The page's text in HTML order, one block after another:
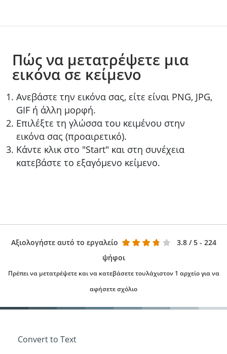
Πώς να μετατρέψετε μια
εικόνα σε κείμενο
Ανεβάστε την εικόνα σας, είτε είναι PNG, JPG,
GIF ή άλλη μορφή.
Επιλέξτε τη γλώσσα του κειμένου στην
εικόνα σας (προαιρετικό).
Κάντε κλικ στο "Start" και στη συνέχεια
κατεβάστε το εξαγόμενο κείμενο.
Αξιολογήστε αυτό το εργαλείο 3.8 / 5 - 224
ψήφοι
Πρέπει να μετατρέψετε και να κατεβάσετε τουλάχιστον 1 αρχείο για να
αφήσετε σχόλιο
Convert to Text